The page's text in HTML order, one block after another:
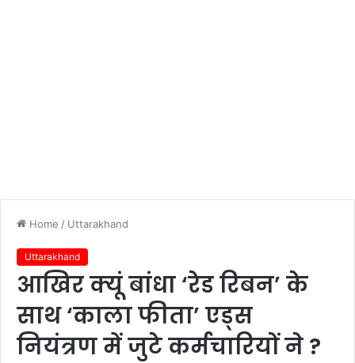
Home / Uttarakhand
Uttarakhand
आखिर क्यूं बांधा ‘रेड रिबन’ के
साथ ‘काला फीता’ एड्स
नियंत्रण में जुटे कर्मचारियों ने ?